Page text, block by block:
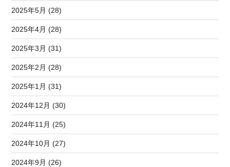
2025年5月 (28)
2025年4月 (28)
2025年3月 (31)
2025年2月 (28)
2025年1月 (31)
2024年12月 (30)
2024年11月 (25)
2024年10月 (27)
2024年9月 (26)